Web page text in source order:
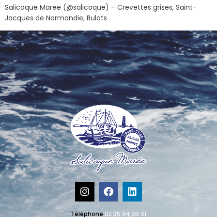
Salicoque Maree (@salicoque) – Crevettes grises, Saint-
Jacques de Normandie, Bulots
Téléphone 02 35 84 88 61